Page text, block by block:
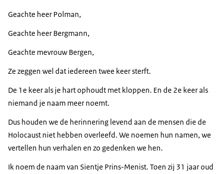
Geachte heer Polman,
Geachte heer Bergmann,
Geachte mevrouw Bergen,
Ze zeggen wel dat iedereen twee keer sterft.
De 1e keer als je hart ophoudt met kloppen. En de 2e keer als
niemand je naam meer noemt.
Dus houden we de herinnering levend aan de mensen die de
Holocaust niet hebben overleefd. We noemen hun namen, we
vertellen hun verhalen en zo gedenken we hen.
Ik noem de naam van Sientje Prins-Menist. Toen zij 31 jaar oud